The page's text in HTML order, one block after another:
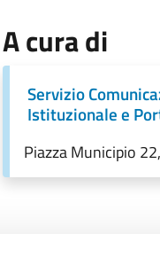
A cura di
Servizio
Istituzionale e
Piazza Municipio